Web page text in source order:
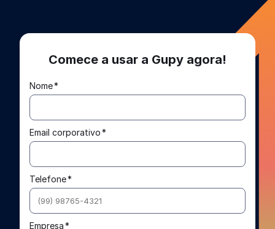
Comece a usar a Gupy agora!
Nome*
Email corporativo*
Telefone*
Empresa*